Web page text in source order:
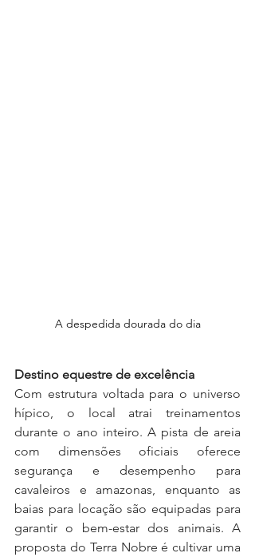
A despedida dourada do dia
Destino equestre de excelência
Com estrutura voltada para o universo
hípico, o local atrai treinamentos
durante o ano inteiro. A pista de areia
com dimensões oficiais oferece
segurança e desempenho para
cavaleiros e amazonas, enquanto as
baias para locação são equipadas para
garantir o bem-estar dos animais. A
proposta do Terra Nobre é cultivar uma